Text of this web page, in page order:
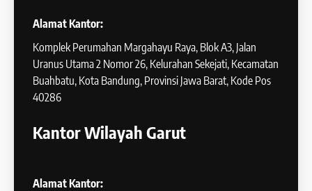
Alamat Kantor:
Komplek Perumahan Margahayu Raya, Blok A3, Jalan
Uranus Utama 2 Nomor 26, Kelurahan Sekejati, Kecamatan
Buahbatu, Kota Bandung, Provinsi Jawa Barat, Kode Pos
40286
Kantor Wilayah Garut
Alamat Kantor: